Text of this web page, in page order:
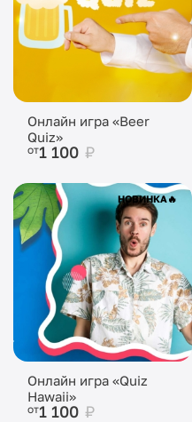
Онлайн игра «Beer
Quiz»
от1 100 ₽
НОВИНКА 🔥
Онлайн игра «Quiz
Hawaii»
от1 100 ₽